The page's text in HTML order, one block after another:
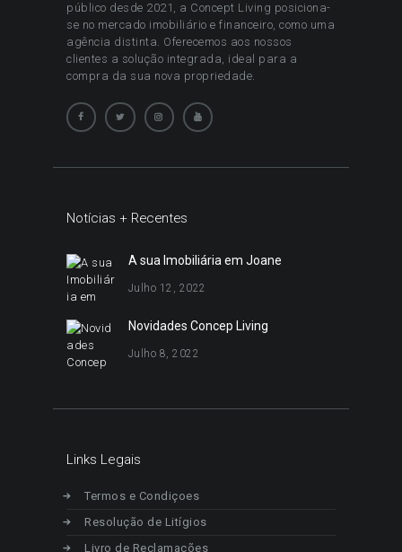
público desde 2021, a Concept Living posiciona-
se no mercado imobiliário e financeiro, como uma
agência distinta. Oferecemos aos nossos
clientes a solução integrada, ideal para a
compra da sua nova propriedade.
Notícias + Recentes
A sua Imobiliária em Joane
Julho 12, 2022
Novidades Concep Living
Julho 8, 2022
Links Legais
Termos e Condiçoes
Resolução de Litígios
Livro de Reclamações